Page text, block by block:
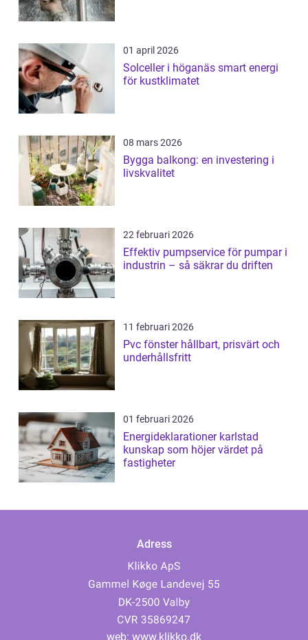
01 april 2026
Solceller i höganäs smart energi
för kustklimatet
08 mars 2026
Bygga balkong: en investering i
livskvalitet
22 februari 2026
Effektiv pumpservice för pumpar i
industrin – så säkrar du driften
11 februari 2026
Pvc fönster hållbart, prisvärt och
underhållsfritt
01 februari 2026
Energideklarationer karlstad
kunskap som höjer värdet på
fastigheter
Adress
web: www.klikko.dk